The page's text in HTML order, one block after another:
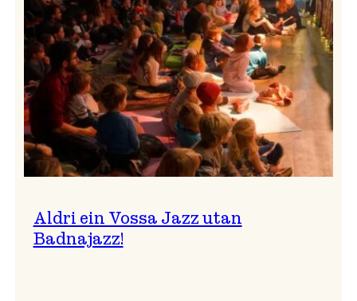
Osasalen
Aldri ein Vossa Jazz utan
Badnajazz!